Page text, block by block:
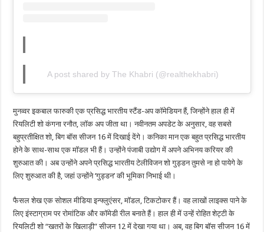
A post shared by The Khabri (@realthekhabri)
मुनव्वर इकबाल फारुकी एक प्रसिद्ध भारतीय स्टैंड-अप कॉमेडियन हैं, जिन्होंने हाल ही में
रियलिटी शो कंगना रनौत, लॉक अप जीता था। नवीनतम अपडेट के अनुसार, वह सबसे
बहुप्रतीक्षित शो, बिग बॉस सीजन 16 में दिखाई देंगे। कनिका मान एक बहुत प्रसिद्ध भारतीय
होने के साथ-साथ एक मॉडल भी हैं। उन्होंने पंजाबी उद्योग में अपने अभिनय करियर की
शुरुआत की। अब उन्होंने अपने प्रसिद्ध भारतीय टेलीविजन शो गुड्डन तुमसे ना हो पायेगे के
लिए शुरुआत की है, जहां उन्होंने ‘गुड्डन’ की भूमिका निभाई थी।
फैसल शेख एक सोशल मीडिया इन्फ्लुएंसर, मॉडल, टिकटोकर हैं। वह लाखों लाइक्स पाने के
लिए इंस्टाग्राम पर रोमांटिक और कॉमेडी रील बनाते हैं। हाल ही में उन्हें रोहित शेट्टी के
रियलिटी शो “खतरों के खिलाड़ी” सीजन 12 में देखा गया था। अब, वह बिग बॉस सीजन 16 में